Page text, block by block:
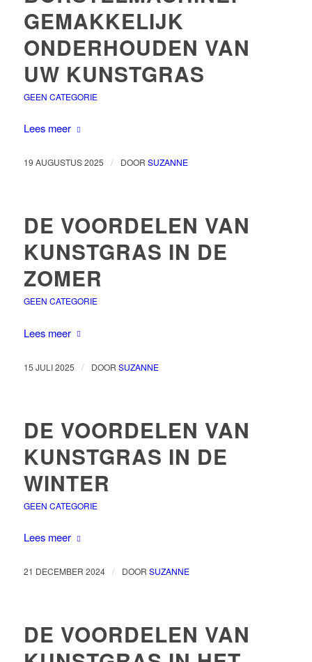
GEMAKKELIJK
ONDERHOUDEN VAN
UW KUNSTGRAS
GEEN CATEGORIE
Lees meer
19 AUGUSTUS 2025 / DOOR SUZANNE
DE VOORDELEN VAN
KUNSTGRAS IN DE
ZOMER
GEEN CATEGORIE
Lees meer
15 JULI 2025 / DOOR SUZANNE
DE VOORDELEN VAN
KUNSTGRAS IN DE
WINTER
GEEN CATEGORIE
Lees meer
21 DECEMBER 2024 / DOOR SUZANNE
DE VOORDELEN VAN